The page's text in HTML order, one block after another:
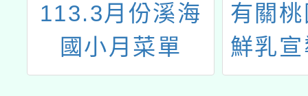
113.3月份溪海
國小月菜單
有關
鮮乳
宣導